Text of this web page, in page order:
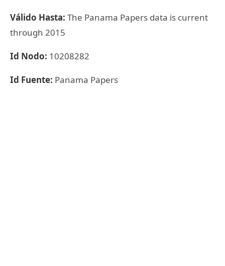
Válido Hasta: The Panama Papers data is current
through 2015
Id Nodo: 10208282
Id Fuente: Panama Papers